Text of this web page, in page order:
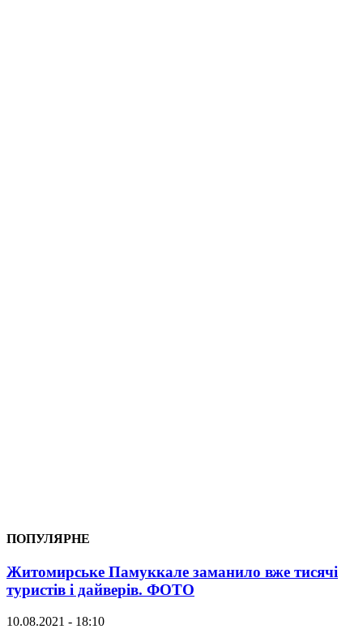
ПОПУЛЯРНЕ
Житомирське Памуккале заманило вже тисячі
туристів і дайверів. ФОТО
10.08.2021 - 18:10